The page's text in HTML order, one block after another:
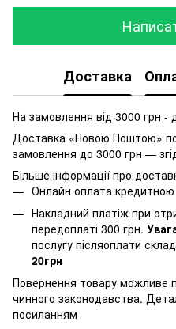
Доставка
На замовлення від 3000 грн
Доставка «Новою Поштою» по
замовлення до 3000 грн —
Більше інформації про
Онлайн оплата
Накладний платіж при
передоплаті 300 грн.
послугу післяоплати
20грн
Повернення товару можливе
чинного законодавства.
посиланням